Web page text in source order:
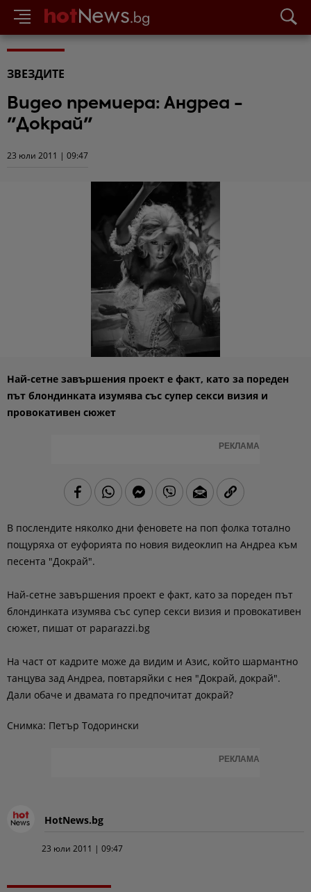
ЗВЕЗДИТЕ
Видео премиера: Андреа -
"Докрай"
23 юли 2011 | 09:47
Най-сетне завършения проект е факт, като за пореден
път блондинката изумява със супер секси визия и
провокативен сюжет
РЕКЛАМА
В послендите няколко дни феновете на поп фолка тотално
пощуряха от еуфорията по новия видеоклип на Андреа към
песента "Докрай".
Най-сетне завършения проект е факт, като за пореден път
блондинката изумява със супер секси визия и провокативен
сюжет, пишат от paparazzi.bg
На част от кадрите може да видим и Азис, който шармантно
танцува зад Андреа, повтаряйки с нея "Докрай, докрай".
Дали обаче и двамата го предпочитат докрай?
Снимка: Петър Тодорински
РЕКЛАМА
HotNews.bg
23 юли 2011 | 09:47